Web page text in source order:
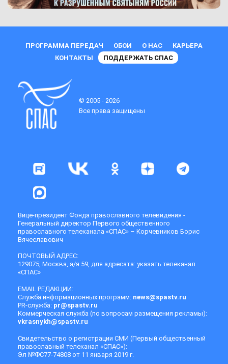
ПРОГРАММА ПЕРЕДАЧ ОБОИ О НАС
КАРЬЕРА
КОНТАКТЫ
ПОДДЕРЖАТЬ СПАС
© 2005 - 2026
Все права защищены
Вице-президент Фонда православного телевидения -
Генеральный директор Первого общественного
православного телеканала «СПАС» – Корчевников Борис
Вячеславович
ПОЧТОВЫЙ АДРЕС:
129075, Москва, а/я 59, для адресата: указать телеканал
«СПАС»
EMAIL РЕДАКЦИИ:
Служба информационных программ: news@spastv.ru
PR-служба: pr@spastv.ru
Коммерческая служба (по вопросам размещения рекламы):
vkrasnykh@spastv.ru
Свидетельство о регистрации СМИ (Первый общественный
православный телеканал «СПАС»):
Эл №ФС77-74808 от 11 января 2019 г.